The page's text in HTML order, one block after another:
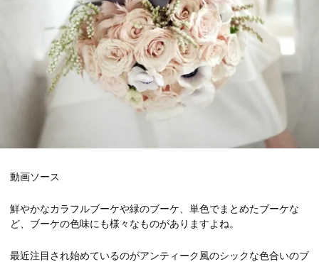
動画ソース
鮮やかなカラフルブーケや緑のブーケ、単色でまとめたブーケな
ど、ブーケの色味にも様々なものがありますよね。
最近注目され始めているのがアンティーク風のシックな色合いのブ